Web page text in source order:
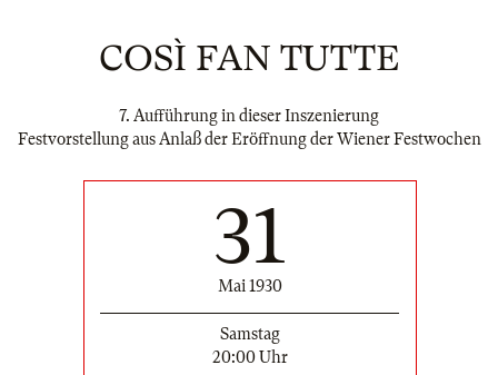
COSÌ FAN TUTTE
7. Aufführung in dieser Inszenierung
Festvorstellung aus Anlaß der Eröffnung der Wiener Festwochen
31
Mai 1930
Samstag
20:00 Uhr